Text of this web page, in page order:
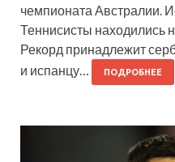
чемпионата Австралии.
Теннисисты находились
Рекорд принадлежит
и испанцу…
ПОДРОБНЕЕ